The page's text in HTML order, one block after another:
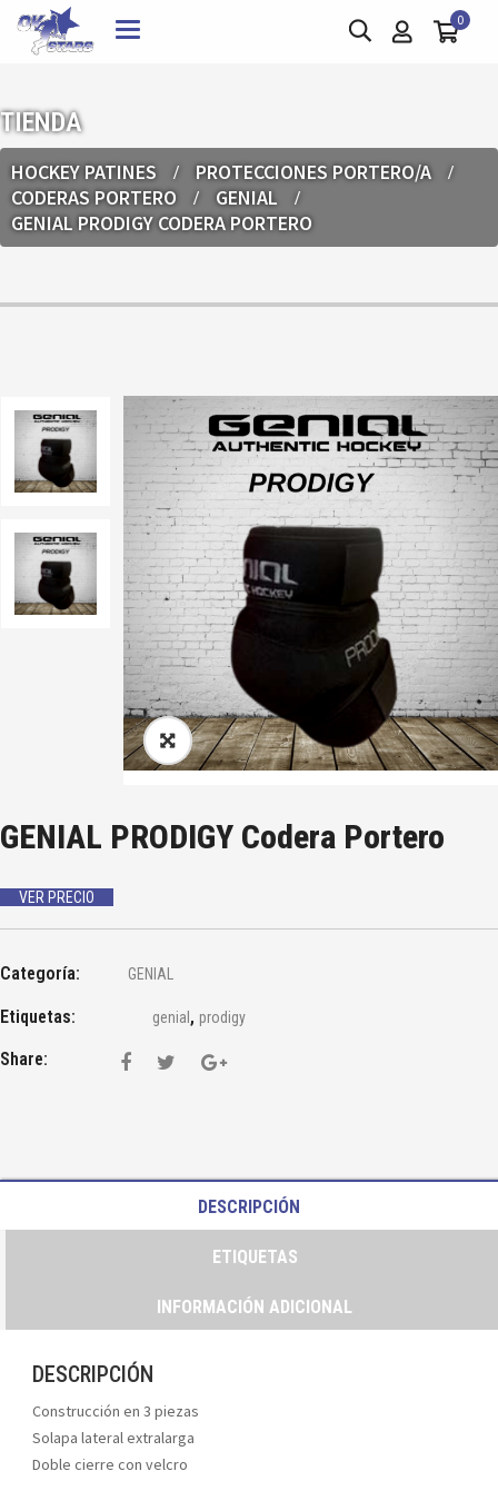
Toggle
0
TIENDA
HOCKEY PATINES
PROTECCIONES PORTERO/A
CODERAS PORTERO
GENIAL
GENIAL PRODIGY CODERA PORTERO
GENIAL PRODIGY Codera Portero
VER PRECIO
Categoría: GENIAL
Etiquetas: genial , prodigy
Share:
DESCRIPCIÓN
ETIQUETAS
INFORMACIÓN ADICIONAL
DESCRIPCIÓN
Construcción en 3 piezas
Solapa lateral extralarga
Doble cierre con velcro